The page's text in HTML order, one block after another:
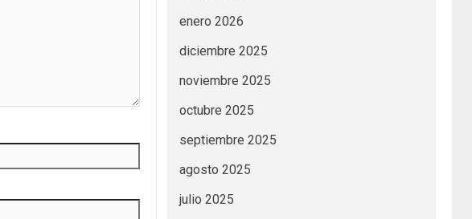
enero 2026
diciembre 2025
noviembre 2025
octubre 2025
septiembre 2025
agosto 2025
julio 2025